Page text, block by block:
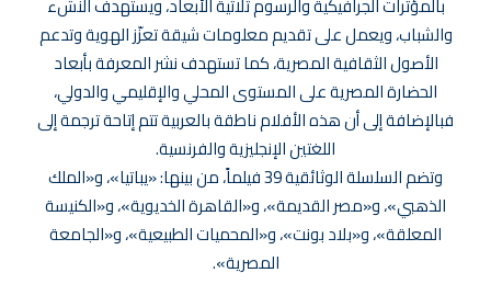
والشباب، ويعمل على تقديم معلومات شيقة تعزّز الهوية وتدعم
الأصول الثقافية المصرية، كما تستهدف نشر المعرفة بأبعاد
الحضارة المصرية على المستوى المحلي والإقليمي والدولي،
فبالإضافة إلى أن هذه الأفلام ناطقة بالعربية تتم إتاحة ترجمة إلى
اللغتين الإنجليزية والفرنسية.
وتضم السلسلة الوثائقية 39 فيلماً، من بينها: «يباتيا»، و«الملك
الذهبي»، و«مصر القديمة»، و«القاهرة الخديوية»، و«الكنيسة
المعلقة»، و«بلاد بونت»، و«المحميات الطبيعية»، و«الجامعة
المصرية».